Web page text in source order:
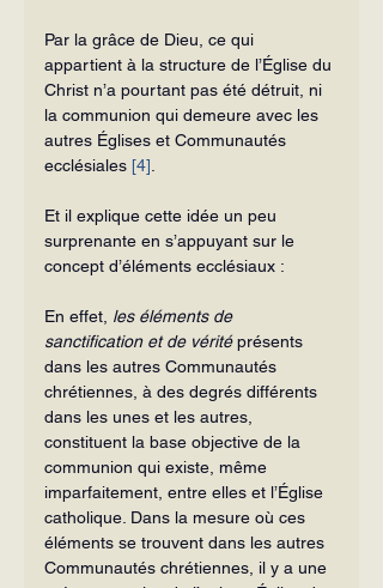
Par la grâce de Dieu, ce qui
appartient à la structure de l’Église du
Christ n’a pourtant pas été détruit, ni
la communion qui demeure avec les
autres Églises et Communautés
ecclésiales [4]
Et il explique cette idée un peu
surprenante en s’appuyant sur le
concept d’éléments ecclésiaux :
En effet, les éléments de
sanctification et de vérité présents
dans les autres Communautés
chrétiennes, à des degrés différents
dans les unes et les autres,
constituent la base objective de la
communion qui existe, même
imparfaitement, entre elles et l’Église
catholique. Dans la mesure où ces
éléments se trouvent dans les autres
Communautés chrétiennes, il y a une